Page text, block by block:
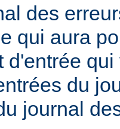
des
qui aura
d'entrée
du
journal